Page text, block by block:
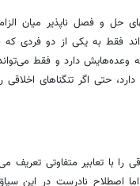
حل و فصل‌ ناپذیر میان
فقط به یکی از دو فردی
به وعده‌هایش دارد و فقط
حتی اگر تنگناهای
را با تعابیر متفاوتی
اصطلاح نادرست در این